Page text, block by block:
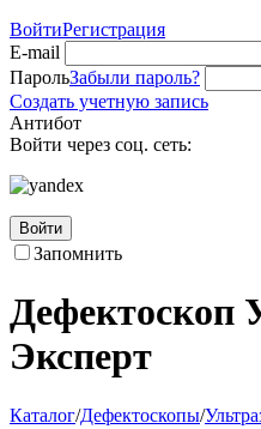
ВойтиРегистрация
E-mail
ПарольЗабыли пароль?
Создать учетную запись
Антибот
Войти через соц. сеть:
Войти
Запомнить
Дефектоскоп
Эксперт
Каталог/Дефектоскопы/